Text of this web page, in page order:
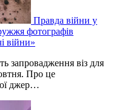
Правда війни у
фотографів
війни»
запровадження віз для
Про це
джер…